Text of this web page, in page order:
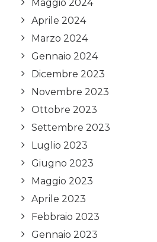
Maggio 2024
Aprile 2024
Marzo 2024
Gennaio 2024
Dicembre 2023
Novembre 2023
Ottobre 2023
Settembre 2023
Luglio 2023
Giugno 2023
Maggio 2023
Aprile 2023
Febbraio 2023
Gennaio 2023